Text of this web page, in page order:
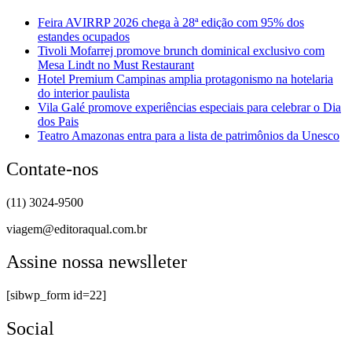
Feira AVIRRP 2026 chega à 28ª edição com 95% dos
estandes ocupados
Tivoli Mofarrej promove brunch dominical exclusivo com
Mesa Lindt no Must Restaurant
Hotel Premium Campinas amplia protagonismo na hotelaria
do interior paulista
Vila Galé promove experiências especiais para celebrar o Dia
dos Pais
Teatro Amazonas entra para a lista de patrimônios da Unesco
Contate-nos
(11) 3024-9500
viagem@editoraqual.com.br
Assine nossa newslleter
[sibwp_form id=22]
Social